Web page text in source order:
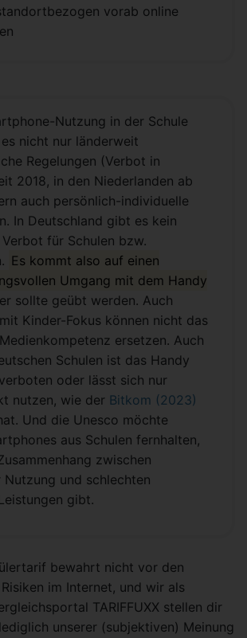
vorab online
Nutzung in der Schule
nicht nur länderweit
Regelungen (Verbot in
2018, in den Niederlanden ab
auch persönlich-individuelle
In Deutschland gibt es kein
für Schulen bzw.
Es kommt also auf einen
Umgang mit dem Handy
sollte geübt werden. Auch
Kinder-Fokus können nicht das
ersetzen. Auch
Schulen ist das Handy
oder lässt sich nur
nutzen, wie der Bitkom (2023)
Und die Unesco möchte
aus Schulen fernhalten,
zwischen
Nutzung und schlechten
gibt.
bewahrt nicht vor den
im Internet, und wir als
TARIFFUXX stellen dir
unserer (subjektiven) Meinung